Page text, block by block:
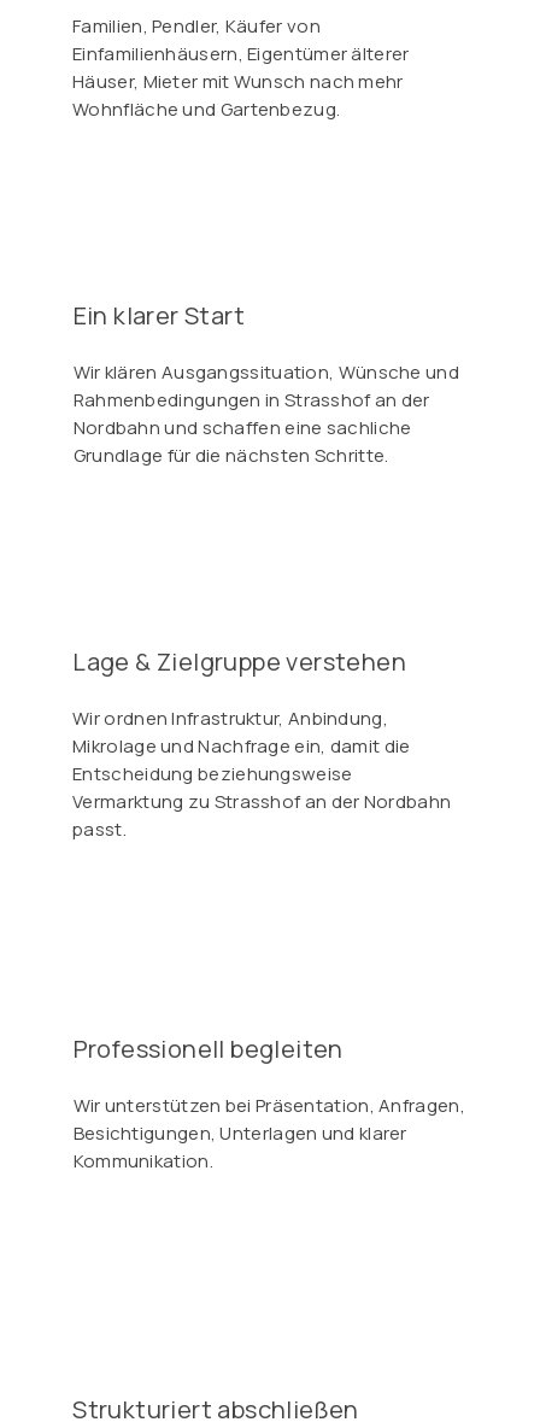
Familien, Pendler, Käufer von
Einfamilienhäusern, Eigentümer älterer
Häuser, Mieter mit Wunsch nach mehr
Wohnfläche und Gartenbezug.
Ein klarer Start
Wir klären Ausgangssituation, Wünsche und
Rahmenbedingungen in Strasshof an der
Nordbahn und schaffen eine sachliche
Grundlage für die nächsten Schritte.
Lage & Zielgruppe verstehen
Wir ordnen Infrastruktur, Anbindung,
Mikrolage und Nachfrage ein, damit die
Entscheidung beziehungsweise
Vermarktung zu Strasshof an der Nordbahn
passt.
Professionell begleiten
Wir unterstützen bei Präsentation, Anfragen,
Besichtigungen, Unterlagen und klarer
Kommunikation.
Strukturiert abschließen